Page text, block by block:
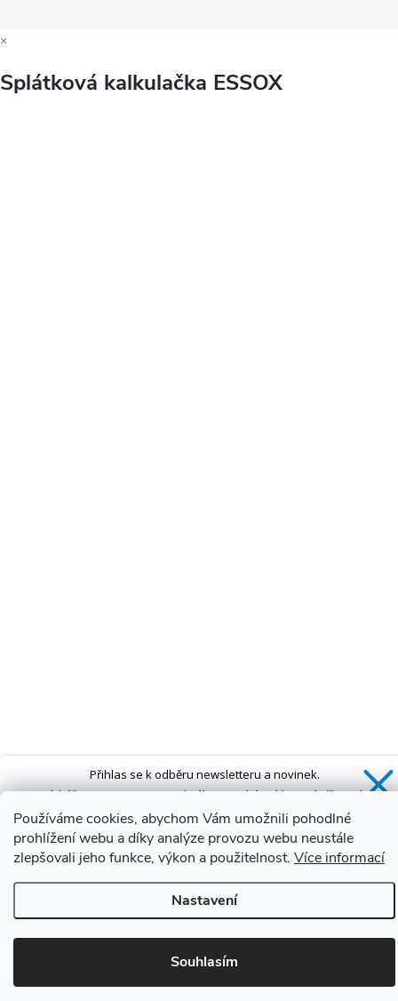
Používáme cookies, abychom Vám umožnili pohodlné
prohlížení webu a díky analýze provozu webu neustále
zlepšovali jeho funkce, výkon a použitelnost. Více informací
Nastavení
Souhlasím
×
Splátková kalkulačka ESSOX
Přihlas se k odběru newsletteru a novinek.
ZískášSLEVU 5 %na první nákup a také exkluzivní přístup k
novinkám, slevám a dalším speciálním nabídkám.*
Ano, chci se přihlásit
Zásady zpracování osobních údajů
*Sleva neplatí na vany s dvířky AVO a VOVO